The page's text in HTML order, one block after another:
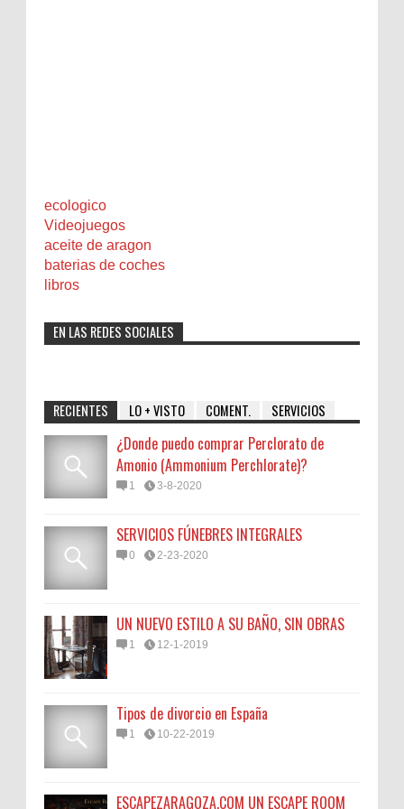
ecologico
Videojuegos
aceite de aragon
baterias de coches
libros
EN LAS REDES SOCIALES
RECIENTES LO + VISTO COMENT. SERVICIOS
¿Donde puedo comprar Perclorato de
Amonio (Ammonium Perchlorate)?
1 3-8-2020
SERVICIOS FÚNEBRES INTEGRALES
0 2-23-2020
UN NUEVO ESTILO A SU BAÑO, SIN OBRAS
1 12-1-2019
Tipos de divorcio en España
1 10-22-2019
ESCAPEZARAGOZA.COM UN ESCAPE ROOM